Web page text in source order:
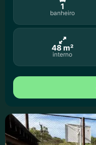
1
banheiro
48 m²
interno